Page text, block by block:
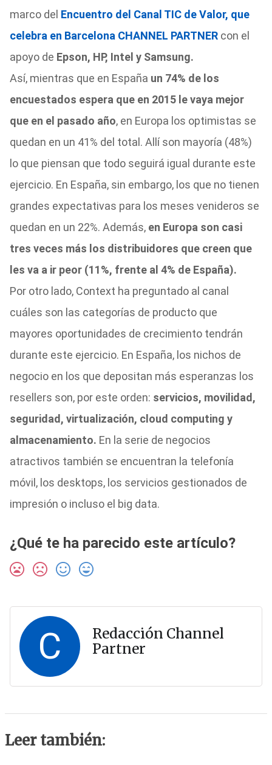
marco del Encuentro del Canal TIC de Valor, que
celebra en Barcelona CHANNEL PARTNERcon el
apoyo de Epson, HP, Intel y Samsung.
Así, mientras que en España un 74% de los
encuestados espera que en 2015 le vaya mejor
que en el pasado año, en Europa los optimistas se
quedan en un 41% del total. Allí son mayoría (48%)
lo que piensan que todo seguirá igual durante este
ejercicio. En España, sin embargo, los que no tienen
grandes expectativas para los meses venideros se
quedan en un 22%. Además, en Europa son casi
tres veces más los distribuidores que creen que
les va a ir peor (11%, frente al 4% de España).
Por otro lado, Context ha preguntado al canal
cuáles son las categorías de producto que
mayores oportunidades de crecimiento tendrán
durante este ejercicio. En España, los nichos de
negocio en los que depositan más esperanzas los
resellers son, por este orden: servicios, movilidad,
seguridad, virtualización, cloud computing y
almacenamiento. En la serie de negocios
atractivos también se encuentran la telefonía
móvil, los desktops, los servicios gestionados de
impresión o incluso el big data.
¿Qué te ha parecido este artículo?
C
Redacción Channel
Partner
Leer también: